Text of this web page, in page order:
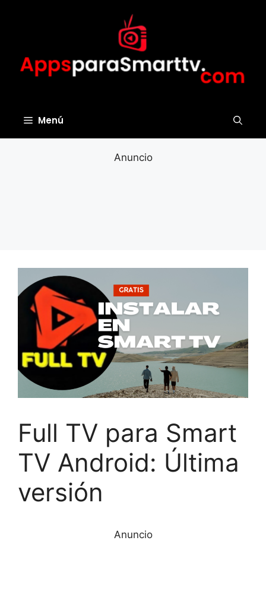
Menú
Anuncio
Full TV para Smart
TV Android: Última
versión
Anuncio